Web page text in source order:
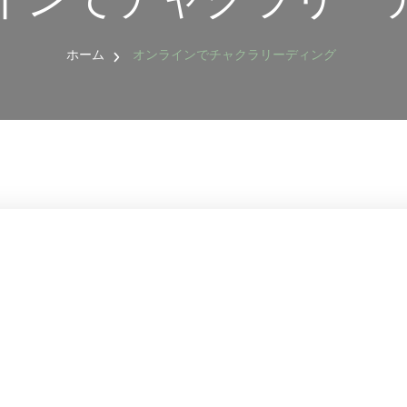
グ
ホーム オンラインでチャクラリーディング